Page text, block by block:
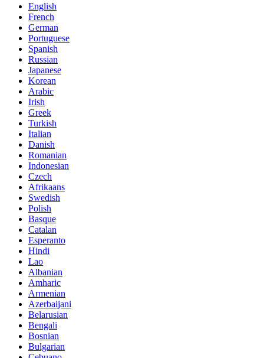
English
French
German
Portuguese
Spanish
Russian
Japanese
Korean
Arabic
Irish
Greek
Turkish
Italian
Danish
Romanian
Indonesian
Czech
Afrikaans
Swedish
Polish
Basque
Catalan
Esperanto
Hindi
Lao
Albanian
Amharic
Armenian
Azerbaijani
Belarusian
Bengali
Bosnian
Bulgarian